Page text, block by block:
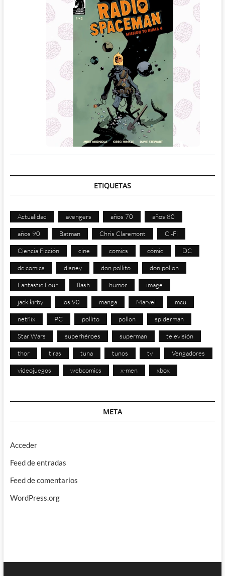
ETIQUETAS
Actualidad avengers años 70 años 80
años 90 Batman Chris Claremont Ci-Fi
Ciencia Ficción cine comics cómic DC
dc comics disney don pollito don pollon
Fantastic Four flash humor image
jack kirby los 90 manga Marvel mcu
netflix PC pollito pollon spiderman
Star Wars superhéroes superman televisión
thor tiras tuna tunos tv Vengadores
videojuegos webcomics x-men xbox
META
Acceder
Feed de entradas
Feed de comentarios
WordPress.org